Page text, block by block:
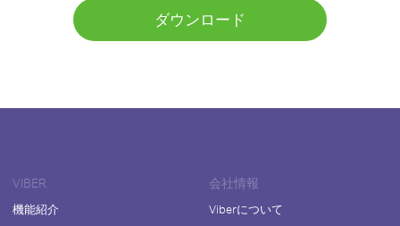
ダウンロード
VIBER
機能紹介
会社情報
Viberについて